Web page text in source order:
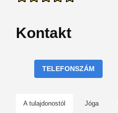
Kontakt
TELEFONSZÁM
A tulajdonostól Jóga